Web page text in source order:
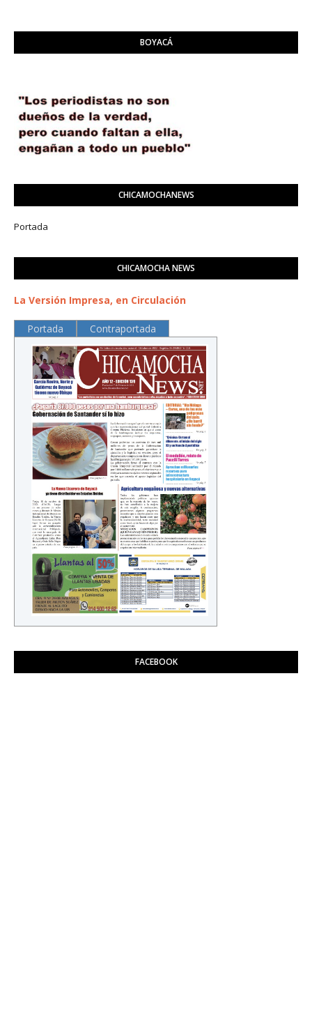
BOYACÁ
CHICAMOCHANEWS
Portada
CHICAMOCHA NEWS
La Versión Impresa, en Circulación
Portada Contraportada
FACEBOOK